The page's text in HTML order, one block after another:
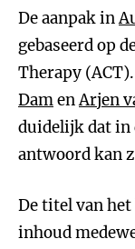
De aanpak in
gebaseerd op
Therapy (ACT).
DamenArjen
duidelijk dat in
antwoord kan
De titel van het
inhoud